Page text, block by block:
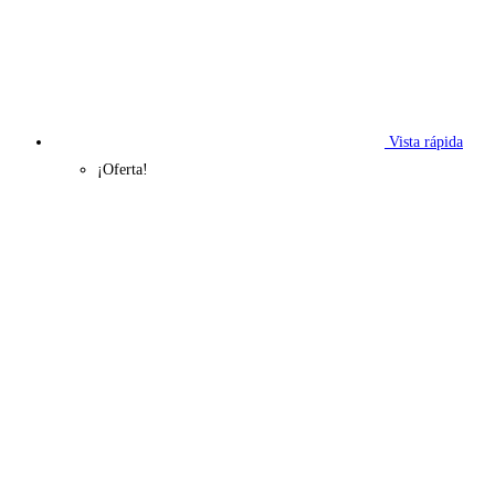
Vista rápida
¡Oferta!